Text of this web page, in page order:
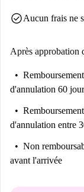
check_circleAucun frais ne
Après approbation
d'annulation 60
d'annulation entre
Non
avant l'arrivée